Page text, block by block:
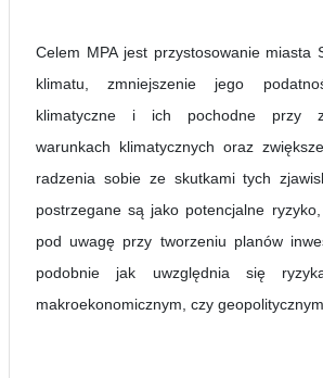
Celem MPA jest przystosowanie miasta
klimatu, zmniejszenie jego
klimatyczne i ich pochodne przy
warunkach klimatycznych oraz
radzenia sobie ze skutkami tych
postrzegane są jako potencjalne
pod uwagę przy tworzeniu planów
podobnie jak uwzględnia się
makroekonomicznym, czy